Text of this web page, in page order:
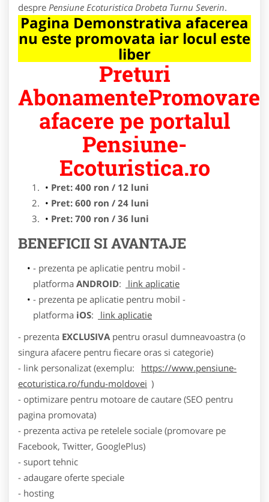
despre Pensiune Ecoturistica Drobeta Turnu Severin.
Pagina Demonstrativa afacerea
nu este promovata iar locul este
liber
Preturi
AbonamentePromovare
afacere pe portalul
Pensiune-
Ecoturistica.ro
Pret: 400 ron / 12 luni
Pret: 600 ron / 24 luni
Pret: 700 ron / 36 luni
BENEFICII SI AVANTAJE
- prezenta pe aplicatie pentru mobil -
platforma ANDROID:
link aplicatie
- prezenta pe aplicatie pentru mobil -
platforma iOS:
link aplicatie
- prezenta EXCLUSIVA pentru orasul dumneavoastra (o
singura afacere pentru fiecare oras si categorie)
- link personalizat (exemplu:
https://www.pensiune-
ecoturistica.ro/fundu-moldovei )
- optimizare pentru motoare de cautare (SEO pentru
pagina promovata)
- prezenta activa pe retelele sociale (promovare pe
Facebook, Twitter, GooglePlus)
- suport tehnic
- adaugare oferte speciale
- hosting